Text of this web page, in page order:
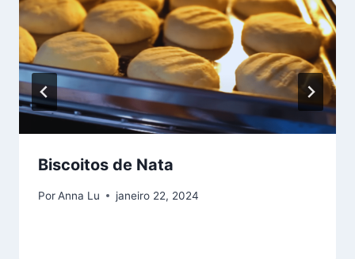
Biscoitos de Nata
PorAnna Lu janeiro 22, 2024